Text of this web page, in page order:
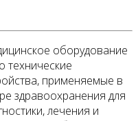
оборудование
технические
применяемые в
здравоохранения для
лечения и